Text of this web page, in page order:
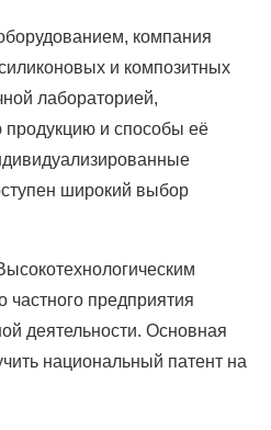
компания
и композитных
лабораторией,
продукцию и способы её
широкий выбор
частного предприятия
деятельности. Основная
национальный патент на